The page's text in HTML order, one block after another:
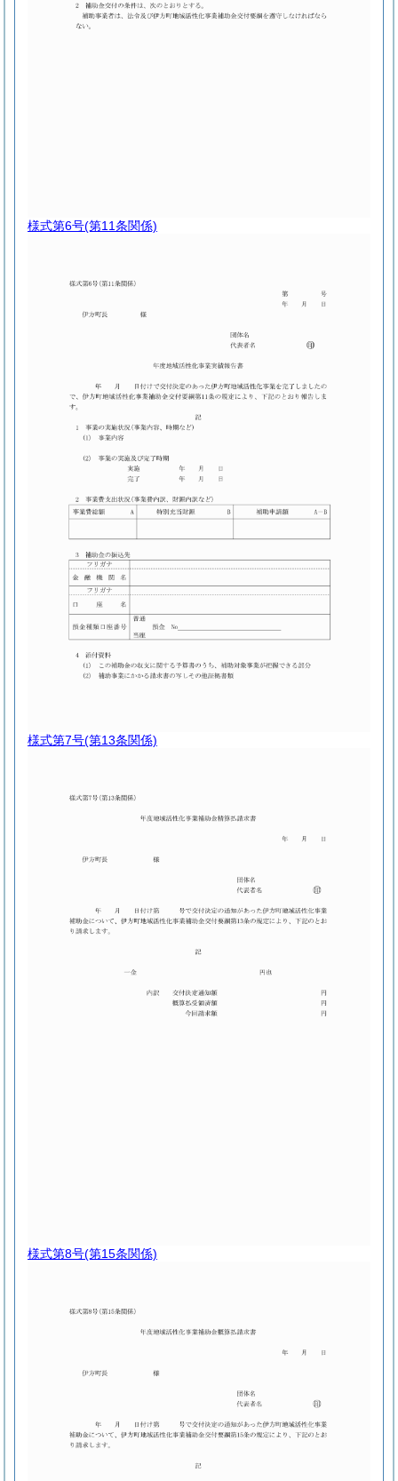
様式第6号(第11条関係)
様式第7号(第13条関係)
様式第8号(第15条関係)